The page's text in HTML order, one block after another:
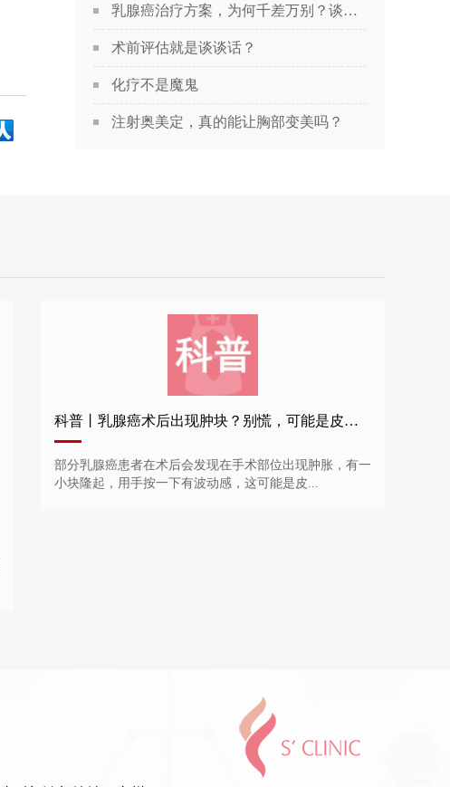
乳腺癌治疗方案，为何千差万别？谈谈关于乳腺癌治疗方案的个性化定制
术前评估就是谈谈话？
化疗不是魔鬼
注射奥美定，真的能让胸部变美吗？
科普丨乳腺癌术后出现肿块？别慌，可能是皮下积液！
部分乳腺癌患者在术后会发现在手术部位出现肿胀，有一
小块隆起，用手按一下有波动感，这可能是皮...